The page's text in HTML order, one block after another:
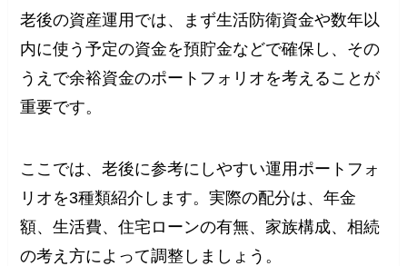
老後の資産運用では、まず生活防衛資金や数年以
内に使う予定の資金を預貯金などで確保し、その
うえで余裕資金のポートフォリオを考えることが
重要です。
ここでは、老後に参考にしやすい運用ポートフォ
リオを3種類紹介します。実際の配分は、年金
額、生活費、住宅ローンの有無、家族構成、相続
の考え方によって調整しましょう。